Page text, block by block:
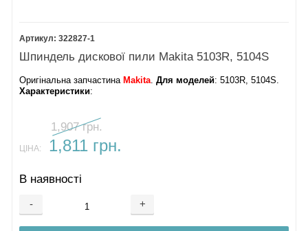
322827-1
Шпиндель дискової пили Makita 5103R, 5104S
Оригінальна запчастина Makita.Для моделей: 5103R, 5104S.
Характеристики:
1,907 грн.
ЦІНА: 1,811 грн.
В наявності
- +